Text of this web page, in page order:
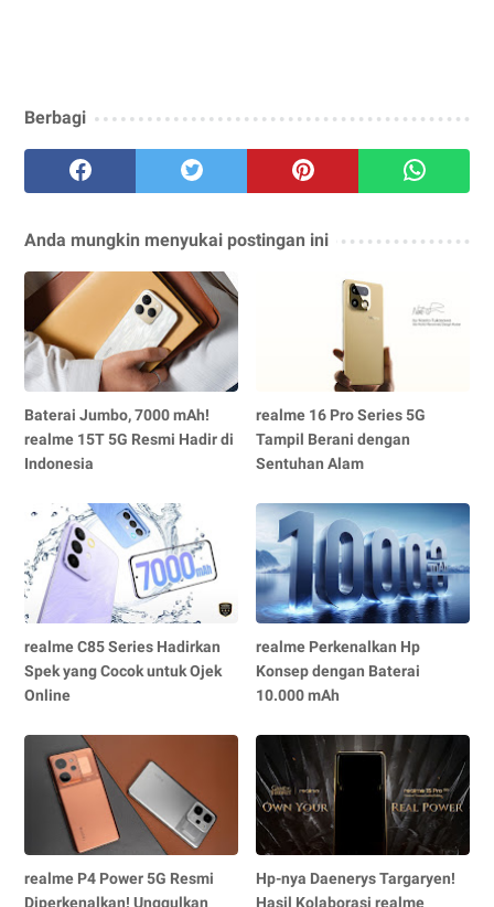
Berbagi
Anda mungkin menyukai postingan ini
Baterai Jumbo, 7000 mAh!
realme 15T 5G Resmi Hadir di
Indonesia
realme 16 Pro Series 5G
Tampil Berani dengan
Sentuhan Alam
realme C85 Series Hadirkan
Spek yang Cocok untuk Ojek
Online
realme Perkenalkan Hp
Konsep dengan Baterai
10.000 mAh
realme P4 Power 5G Resmi
Diperkenalkan! Unggulkan
Hp-nya Daenerys Targaryen!
Hasil Kolaborasi realme